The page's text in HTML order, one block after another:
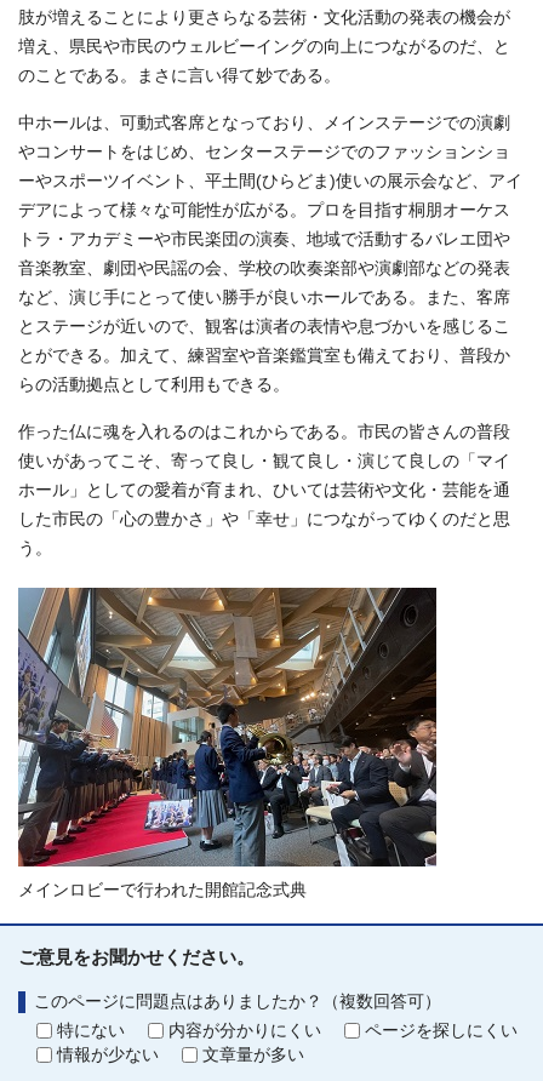
肢が増えることにより更さらなる芸術・文化活動の発表の機会が
増え、県民や市民のウェルビーイングの向上につながるのだ、と
のことである。まさに言い得て妙である。
中ホールは、可動式客席となっており、メインステージでの演劇
やコンサートをはじめ、センターステージでのファッションショ
ーやスポーツイベント、平土間(ひらどま)使いの展示会など、アイ
デアによって様々な可能性が広がる。プロを目指す桐朋オーケス
トラ・アカデミーや市民楽団の演奏、地域で活動するバレエ団や
音楽教室、劇団や民謡の会、学校の吹奏楽部や演劇部などの発表
など、演じ手にとって使い勝手が良いホールである。また、客席
とステージが近いので、観客は演者の表情や息づかいを感じるこ
とができる。加えて、練習室や音楽鑑賞室も備えており、普段か
らの活動拠点として利用もできる。
作った仏に魂を入れるのはこれからである。市民の皆さんの普段
使いがあってこそ、寄って良し・観て良し・演じて良しの「マイ
ホール」としての愛着が育まれ、ひいては芸術や文化・芸能を通
した市民の「心の豊かさ」や「幸せ」につながってゆくのだと思
う。
メインロビーで行われた開館記念式典
ご意見をお聞かせください。
このページに問題点はありましたか？（複数回答可）
特にない
内容が分かりにくい
ページを探しにくい
情報が少ない
文章量が多い